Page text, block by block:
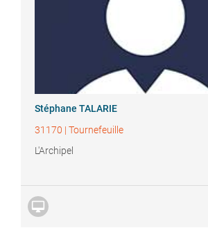
Stéphane TALARIE
31170 | Tournefeuille
L'Archipel
